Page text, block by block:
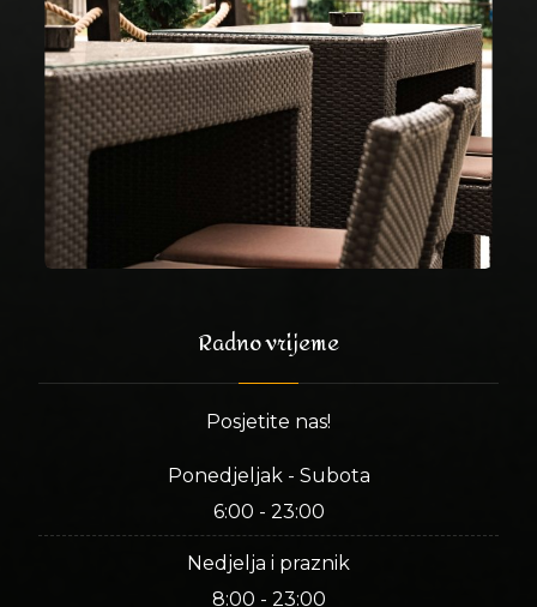
Radno vrijeme
Posjetite nas!
Ponedjeljak - Subota
6:00 - 23:00
Nedjelja i praznik
8:00 - 23:00